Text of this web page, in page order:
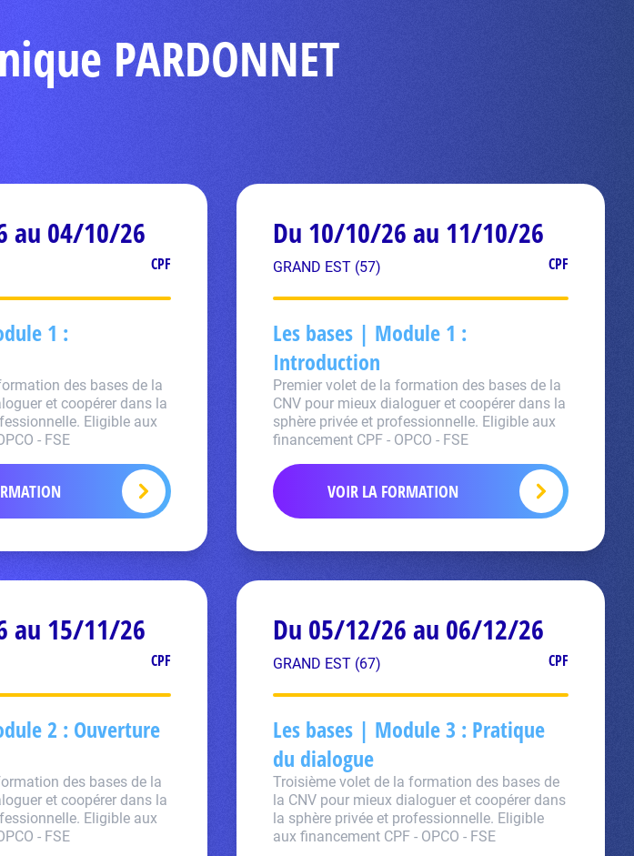
PARDONNET
au 04/10/26
CPF
1 :
des bases de la
et coopérer dans la
Eligible aux
- FSE
Du 10/10/26 au 11/10/26
GRAND EST (57) CPF
Les bases | Module 1 :
Introduction
Premier volet de la formation des bases de la
CNV pour mieux dialoguer et coopérer dans la
sphère privée et professionnelle. Eligible aux
financement CPF - OPCO - FSE
VOIR LA FORMATION
au 15/11/26
CPF
2 : Ouverture
des bases de la
et coopérer dans la
Eligible aux
- FSE
Du 05/12/26 au 06/12/26
GRAND EST (67) CPF
Les bases | Module 3 : Pratique
du dialogue
Troisième volet de la formation des bases de
la CNV pour mieux dialoguer et coopérer dans
la sphère privée et professionnelle. Eligible
aux financement CPF - OPCO - FSE